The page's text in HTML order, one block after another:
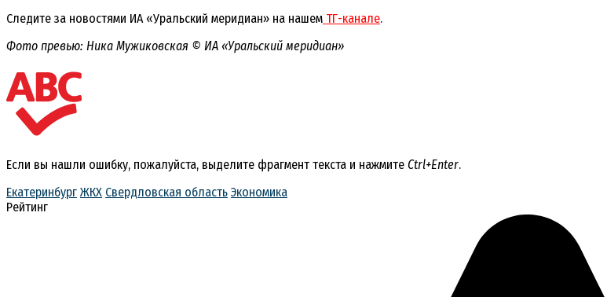
Следите за новостями ИА «Уральский меридиан» на нашем ТГ-канале.
Фото превью: Ника Мужиковская © ИА «Уральский меридиан»
Если вы нашли ошибку, пожалуйста, выделите фрагмент текста и нажмите Ctrl+Enter.
Екатеринбург ЖКХ Свердловская область Экономика
Рейтинг